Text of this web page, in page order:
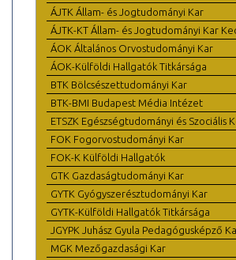
ÁJTK Állam- és Jogtudományi Kar
ÁJTK-KT Állam- és Jogtudományi Kar
ÁOK Általános Orvostudományi Kar
ÁOK-Külföldi Hallgatók Titkársága
BTK Bölcsészettudományi Kar
BTK-BMI Budapest Média Intézet
ETSZK Egészségtudományi és Szociális
FOK Fogorvostudományi Kar
FOK-K Külföldi Hallgatók
GTK Gazdaságtudományi Kar
GYTK Gyógyszerésztudományi Kar
GYTK-Külföldi Hallgatók Titkársága
JGYPK Juhász Gyula Pedagógusképző
MGK Mezőgazdasági Kar